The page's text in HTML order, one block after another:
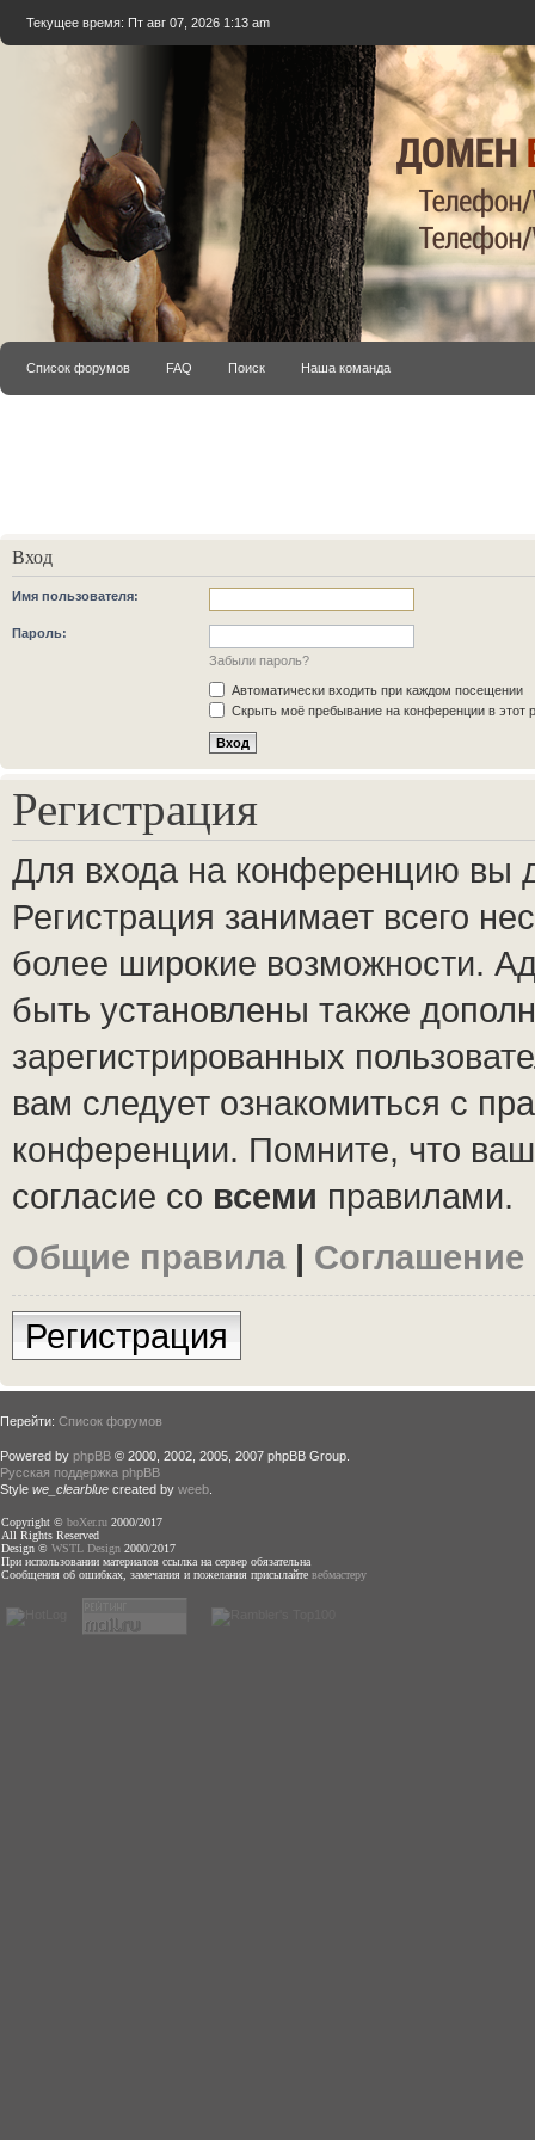
Текущее время: Пт авг 07, 2026 1:13 am
Список форумов FAQ Поиск Наша команда
Вход
Имя пользователя:
Пароль:
Забыли пароль?
Автоматически входить при каждом посещении
Скрыть моё пребывание на конференции в этот
Регистрация
Для входа на конференцию вы
Регистрация занимает всего
более широкие возможности.
быть установлены также
зарегистрированных
вам следует ознакомиться с
конференции. Помните, что
согласие со всеми правилами.
Общие правила |
Регистрация
Перейти: Список форумов
Powered by phpBB © 2000, 2002, 2005, 2007 phpBB Group.
Русская поддержка phpBB
Style we_clearblue created by weeb
Copyright © boXer.ru 2000/2017
All Rights Reserved
Design © WSTL Design 2000/2017
При использовании материалов ссылка на сервер обязательна
Сообщения об ошибках, замечания и пожелания присылайте вебмастеру